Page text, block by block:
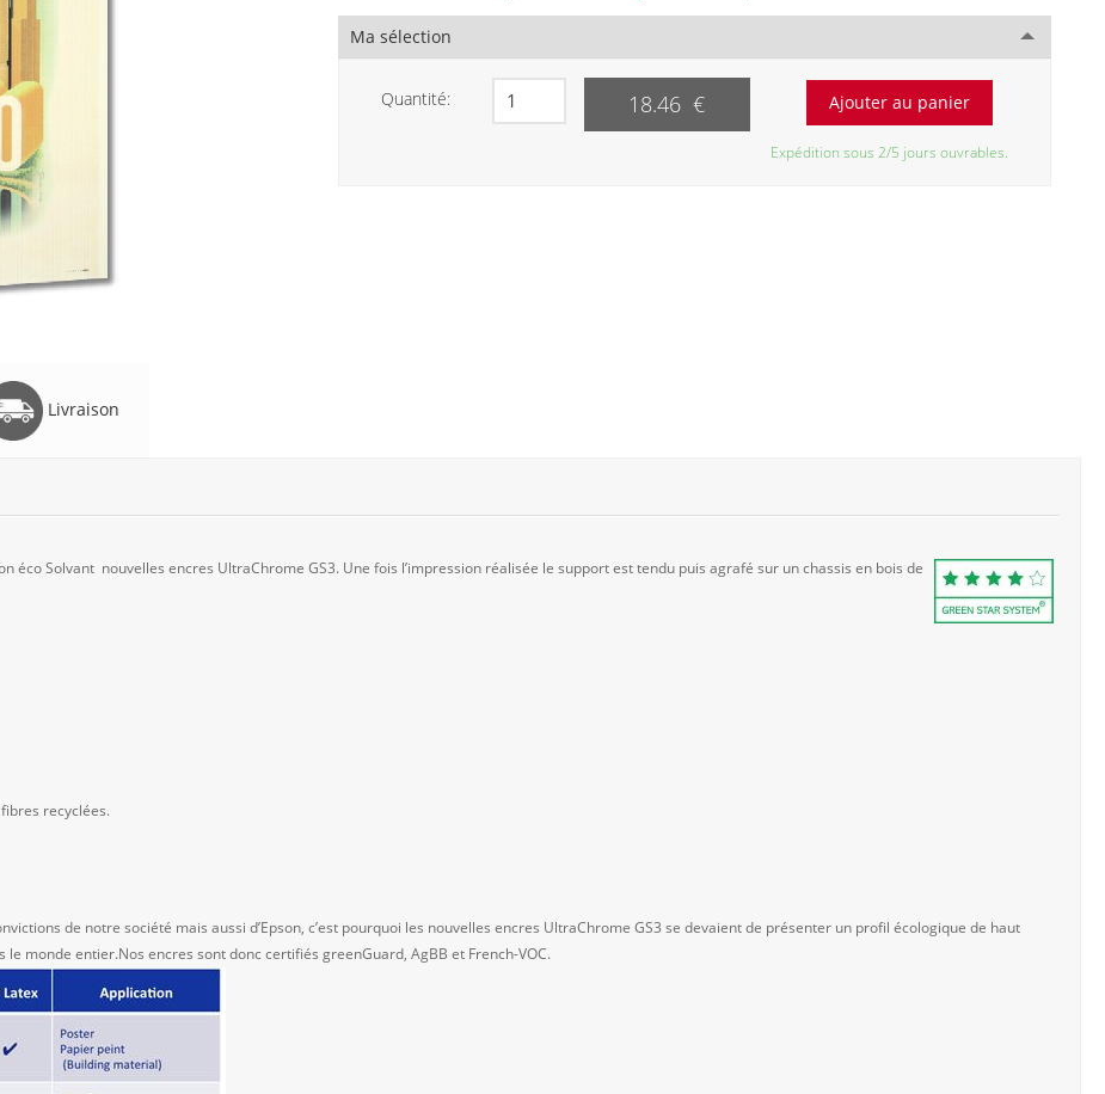
Ma sélection
Quantité: 18.46 €
Expédition sous 2/5 jours ouvrables.
Livraison
éco Solvant nouvelles encres UltraChrome GS3. Une fois l’impression réalisée le support est tendu puis agrafé sur un chassis en bois de
recyclées.
de notre société mais aussi d’Epson, c’est pourquoi les nouvelles encres UltraChrome GS3 se devaient de présenter un profil écologique de haut
monde entier.Nos encres sont donc certifiés greenGuard, AgBB et French-VOC.